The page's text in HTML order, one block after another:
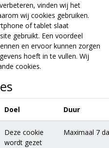
vinden wij het
wij cookies gebruiken.
of tablet slaat
gebruikt. Een voordeel
en ervoor kunnen zorgen
hoeft in te vullen. Wij
cookies.
Doel Duur
Deze cookie
wordt gezet
Maximaal 7